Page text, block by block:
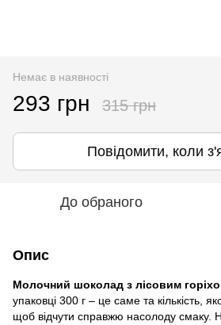
Немає в наявності
293 грн 315 грн
Повідомити, коли
До обраного
Опис
Молочний шоколад з лісовим
упаковці 300 г – це саме та кількість,
щоб відчути справжю насолоду смаку.